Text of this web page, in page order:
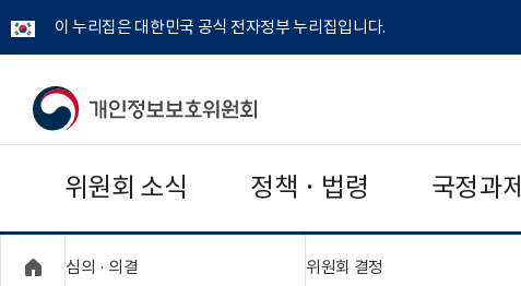
이 누리집은 대한민국 공식 전자정부 누리집입니다.
개
보
위원회 소식 정책 · 법령 국정과제
심의 · 의결 위원회 결정